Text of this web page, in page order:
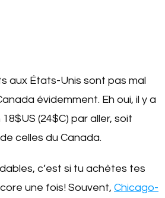
aux États-Unis sont pas mal
évidemment. Eh oui, il y a
(24$C) par aller, soit
celles du Canada.
c’est si tu achètes tes
une fois! Souvent, Chicago-